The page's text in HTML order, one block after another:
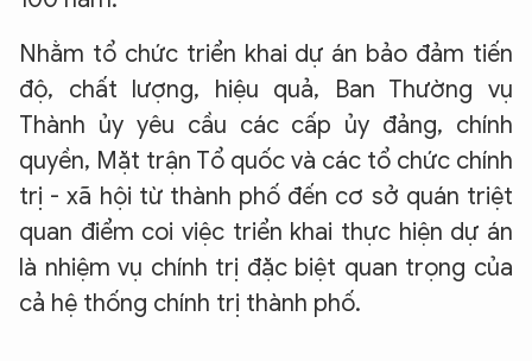
Nhằm tổ chức triển khai dự án bảo đảm tiến
độ, chất lượng, hiệu quả, Ban Thường vụ
Thành ủy yêu cầu các cấp ủy đảng, chính
quyền, Mặt trận Tổ quốc và các tổ chức chính
trị - xã hội từ thành phố đến cơ sở quán triệt
quan điểm coi việc triển khai thực hiện dự án
là nhiệm vụ chính trị đặc biệt quan trọng của
cả hệ thống chính trị thành phố.